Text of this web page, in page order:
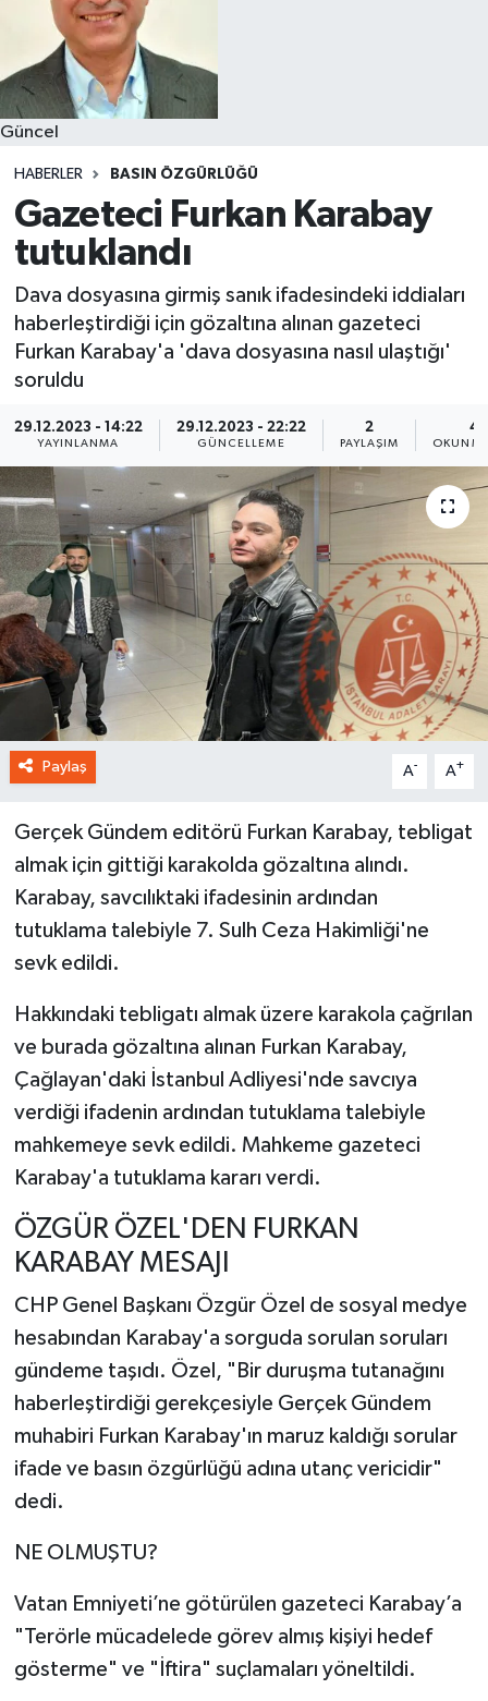
Güncel
HABERLER BASIN ÖZGÜRLÜĞÜ
Gazeteci Furkan Karabay
tutuklandı
Dava dosyasına girmiş sanık ifadesindeki iddiaları
haberleştirdiği için gözaltına alınan gazeteci
Furkan Karabay'a 'dava dosyasına nasıl ulaştığı'
soruldu
29.12.2023 - 14:22
YAYINLANMA
29.12.2023 - 22:22
GÜNCELLEME
2
PAYLAŞIM
4
Paylaş A- A+
Gerçek Gündem editörü Furkan Karabay, tebligat
almak için gittiği karakolda gözaltına alındı.
Karabay, savcılıktaki ifadesinin ardından
tutuklama talebiyle 7. Sulh Ceza Hakimliği'ne
sevk edildi.
Hakkındaki tebligatı almak üzere karakola çağrılan
ve burada gözaltına alınan Furkan Karabay,
Çağlayan'daki İstanbul Adliyesi'nde savcıya
verdiği ifadenin ardından tutuklama talebiyle
mahkemeye sevk edildi. Mahkeme gazeteci
Karabay'a tutuklama kararı verdi.
ÖZGÜR ÖZEL'DEN FURKAN
KARABAY MESAJI
CHP Genel Başkanı Özgür Özel de sosyal medye
hesabından Karabay'a sorguda sorulan soruları
gündeme taşıdı. Özel, "Bir duruşma tutanağını
haberleştirdiği gerekçesiyle Gerçek Gündem
muhabiri Furkan Karabay'ın maruz kaldığı sorular
ifade ve basın özgürlüğü adına utanç vericidir"
dedi.
NE OLMUŞTU?
Vatan Emniyeti’ne götürülen gazeteci Karabay’a
"Terörle mücadelede görev almış kişiyi hedef
gösterme" ve "İftira" suçlamaları yöneltildi.